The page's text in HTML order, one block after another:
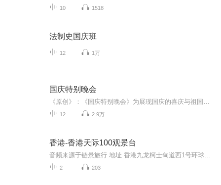
10 1518
法制史国庆班
12 1万
国庆特别晚会
12 2.9万
香港-香港天际100观景台
2 203